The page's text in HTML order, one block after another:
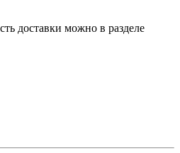
доставки можно в разделе